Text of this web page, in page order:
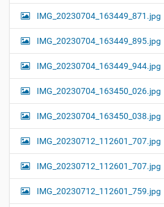
IMG_20230704_163449_871.jpg
IMG_20230704_163449_895.jpg
IMG_20230704_163449_944.jpg
IMG_20230704_163450_026.jpg
IMG_20230704_163450_038.jpg
IMG_20230712_112601_707.jpg
IMG_20230712_112601_707.jpg
IMG_20230712_112601_759.jpg